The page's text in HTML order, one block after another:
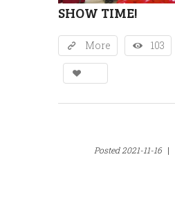
SHOW TIME!
More 103
Posted2021-11-16 |